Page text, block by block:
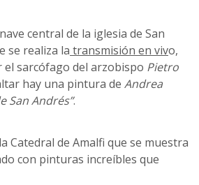
central de la iglesia de San
se realiza la transmisión en vivo,
sarcófago del arzobispo Pietro
hay una pintura de Andrea
San Andrés”.
Catedral de Amalfi que se muestra
con pinturas increíbles que